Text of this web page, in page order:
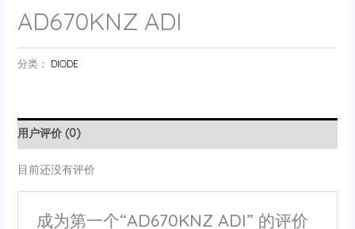
AD670KNZ ADI
分类： DIODE
用户评价 (0)
目前还没有评价
成为第一个“AD670KNZ ADI” 的评价